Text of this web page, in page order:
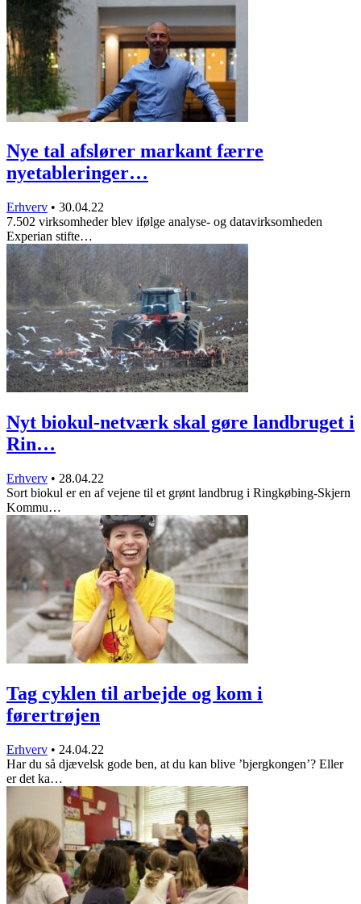
Nye tal afslører markant færre
nyetableringer…
Erhverv • 30.04.22
7.502 virksomheder blev ifølge analyse- og datavirksomheden
Experian stifte…
Nyt biokul-netværk skal gøre landbruget i
Rin…
Erhverv • 28.04.22
Sort biokul er en af vejene til et grønt landbrug i Ringkøbing-Skjern
Kommu…
Tag cyklen til arbejde og kom i
førertrøjen
Erhverv • 24.04.22
Har du så djævelsk gode ben, at du kan blive ’bjergkongen’? Eller
er det ka…